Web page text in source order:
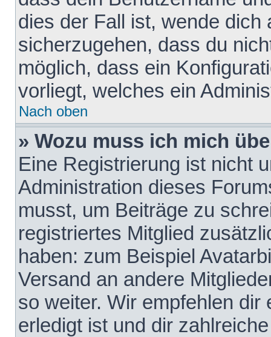
dies der Fall ist, wende dich
sicherzugehen, dass du
möglich, dass ein
vorliegt, welches ein
Nach oben
» Wozu muss ich mich
Eine Registrierung ist nicht
Administration dieses
musst, um Beiträge zu
registriertes Mitglied
haben: zum Beispiel
Versand an andere
so weiter. Wir empfehlen
erledigt ist und dir